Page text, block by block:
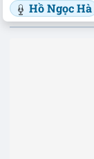
Hồ Ngọc Hà